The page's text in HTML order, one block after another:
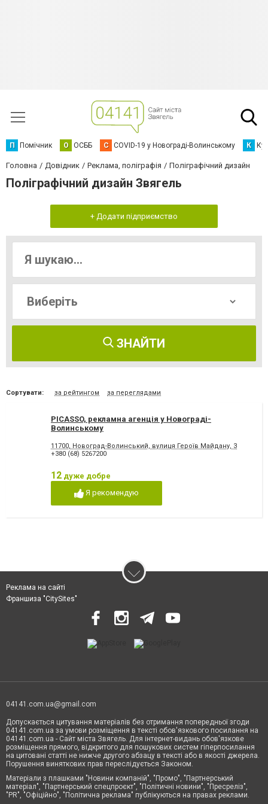
П Помічник О ОСББ C COVID-19 у Новограді-Волинському К
Головна Довідник Реклама, поліграфія Поліграфічний дизайн
Поліграфічний дизайн Звягель
+ Додати підприємство
ЗНАЙТИ
Сортувати: за рейтингом за переглядами
PICASSO, рекламна агенція у Новограді-
Волинському
11700, Новоград-Волинський, вулиця Героїв Майдану, 3
+380 (68) 5267200
12 дуже добре
Я рекомендую
Реклама на сайті
Франшиза "CitySites"
04141.com.ua@gmail.com
Допускається цитування матеріалів без отримання попередньої згоди
04141.com.ua за умови розміщення в тексті обов'язкового посилання на
04141.com.ua - Сайт міста Звягель. Для інтернет-видань обов'язкове
розміщення прямого, відкритого для пошукових систем гіперпосилання
на цитовані статті не нижче другого абзацу в тексті або в якості джерела.
Порушення виняткових прав переслідується Законом.
Матеріали з плашками "Новини компаній", "Промо", "Партнерський
матеріал", "Партнерський спецпроєкт", "Політичні новини", "Пресреліз",
"PR", "Офіційно", "Політична реклама" публікуються на правах реклами.